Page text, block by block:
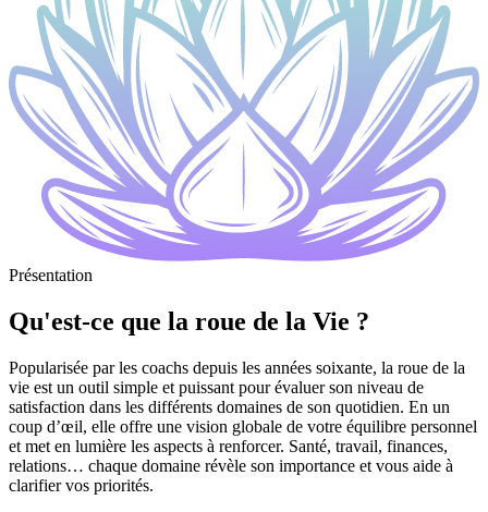
Présentation
Qu'est-ce que la roue de la Vie ?
Popularisée par les coachs depuis les années soixante, la roue de la
vie est un outil simple et puissant pour évaluer son niveau de
satisfaction dans les différents domaines de son quotidien. En un
coup d’œil, elle offre une vision globale de votre équilibre personnel
et met en lumière les aspects à renforcer. Santé, travail, finances,
relations… chaque domaine révèle son importance et vous aide à
clarifier vos priorités.